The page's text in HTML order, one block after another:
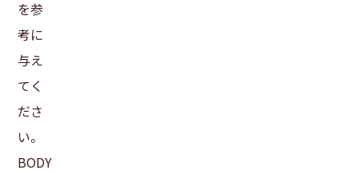
を参
考に
与え
てく
ださ
い。
BODY